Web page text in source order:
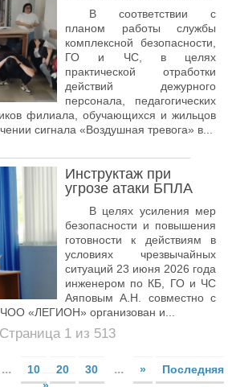
В соответствии с
планом работы службы
комплексной безопасности,
ГО и ЧС, в целях
практической отработки
действий дежурного
персонала, педагогических
филиала, обучающихся и жильцов
сигнала «Воздушная тревога» в...
Инструктаж при
угрозе атаки БПЛА
В целях усиления мер
безопасности и повышения
готовности к действиям в
условиях чрезвычайных
ситуаций 23 июня 2026 года
инженером по КБ, ГО и ЧС
Аяповым А.Н. совместно с
«ЛЕГИОН» организован и...
Страница 1 из 513
... 10 20 30 ... »
Последняя